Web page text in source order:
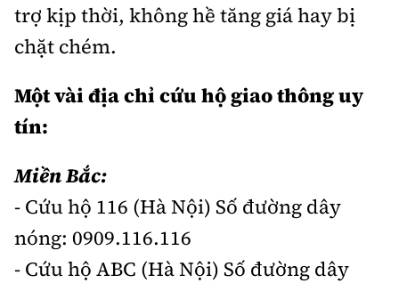
trợ kịp thời, không hề tăng giá hay bị
chặt chém.
Một vài địa chỉ cứu hộ giao thông uy
tín:
Miền Bắc:
- Cứu hộ 116 (Hà Nội) Số đường dây
nóng: 0909.116.116
- Cứu hộ ABC (Hà Nội) Số đường dây